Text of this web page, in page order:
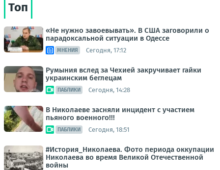
Топ
«Не нужно завоевывать». В США заговорили о
парадоксальной ситуации в Одессе
МНЕНИЯ Сегодня, 17:12
Румыния вслед за Чехией закручивает гайки
украинским беглецам
ПАБЛИКИ Сегодня, 14:28
В Николаеве засняли инцидент с участием
пьяного военного!!!
ПАБЛИКИ Сегодня, 18:51
#История_Николаева. Фото периода оккупации
Николаева во время Великой Отечественной
войны